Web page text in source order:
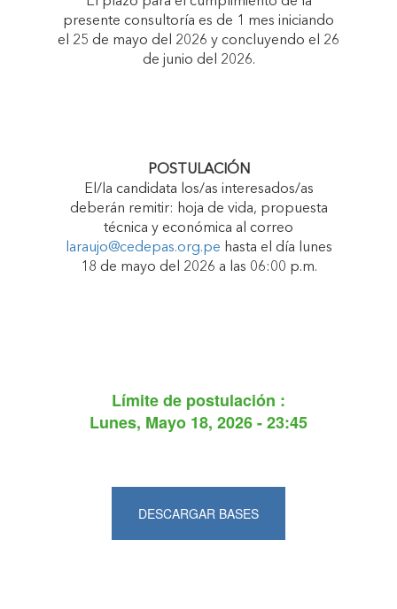
presente consultoría es de 1 mes iniciando
el 25 de mayo del 2026 y concluyendo el 26
de junio del 2026.
POSTULACIÓN
El/la candidata los/as interesados/as
deberán remitir: hoja de vida, propuesta
técnica y económica al correo
laraujo@cedepas.org.pe hasta el día lunes
18 de mayo del 2026 a las 06:00 p.m.
Límite de postulación :
Lunes, Mayo 18, 2026 - 23:45
DESCARGAR BASES